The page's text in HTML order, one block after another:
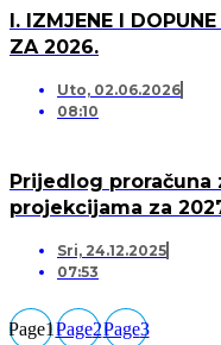
I. IZMJENE I
ZA 2026.
Uto, 02.06.2026
08:10
Prijedlog proračuna
projekcijama za
Sri, 24.12.2025
07:53
Page1Page2Page3